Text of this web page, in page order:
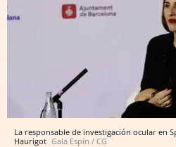
La responsable de investigación ocular en
Haurigot Gala Espín / CG